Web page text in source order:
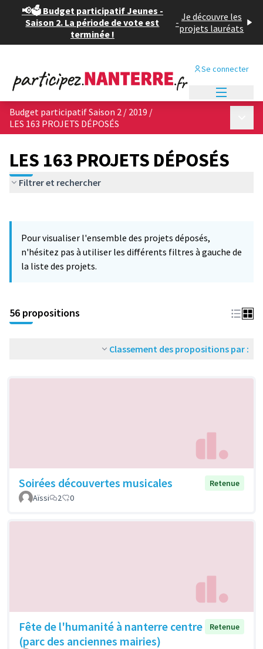
📢🗳️ Budget participatif Jeunes -
Saison 2. La période de vote est
terminée !
- Je découvre les
projets lauréats
Se connecter
Budget participatif Saison 2 / 2019 /
LES 163 PROJETS DÉPOSÉS
LES 163 PROJETS DÉPOSÉS
Filtrer et rechercher
−
Pour visualiser l'ensemble des projets déposés,
n'hésitez pas à utiliser les différents filtres à gauche de
la liste des projets.
56 propositions
Classement des propositions par :
Soirées découvertes musicales
Retenue
Aïssi
2 0
Fête de l'humanité à nanterre centre
(parc des anciennes mairies)
Retenue